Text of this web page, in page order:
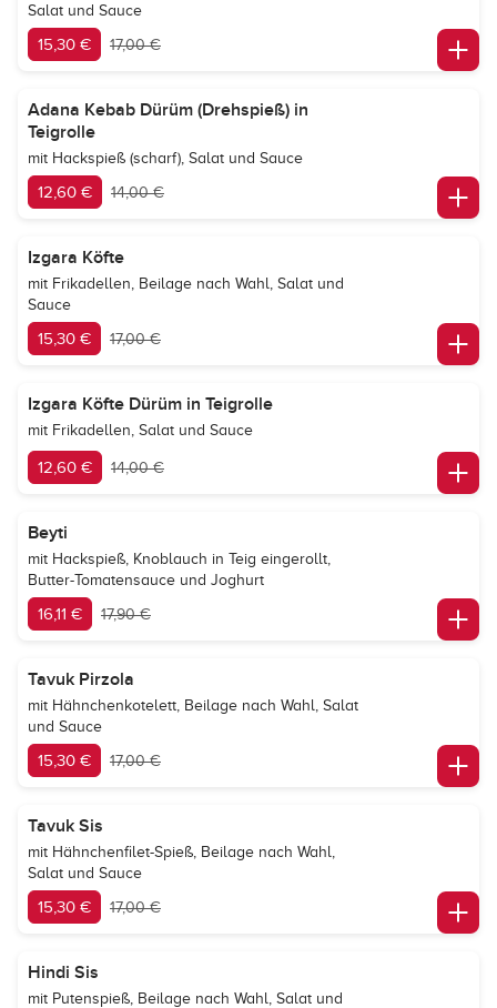
Salat und Sauce
15,30 € 17,00 €
Adana Kebab Dürüm (Drehspieß) in
Teigrolle
mit Hackspieß (scharf), Salat und Sauce
12,60 € 14,00 €
Izgara Köfte
mit Frikadellen, Beilage nach Wahl, Salat und
Sauce
15,30 € 17,00 €
Izgara Köfte Dürüm in Teigrolle
mit Frikadellen, Salat und Sauce
12,60 € 14,00 €
Beyti
mit Hackspieß, Knoblauch in Teig eingerollt,
Butter-Tomatensauce und Joghurt
16,11 € 17,90 €
Tavuk Pirzola
mit Hähnchenkotelett, Beilage nach Wahl, Salat
und Sauce
15,30 € 17,00 €
Tavuk Sis
mit Hähnchenfilet-Spieß, Beilage nach Wahl,
Salat und Sauce
15,30 € 17,00 €
Hindi Sis
mit Putenspieß, Beilage nach Wahl, Salat und